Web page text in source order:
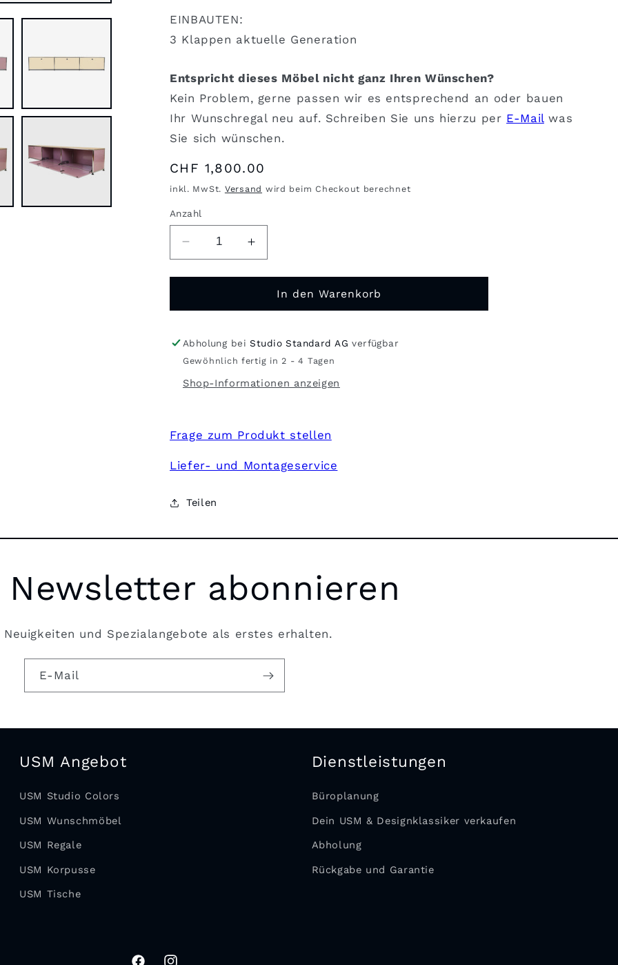
EINBAUTEN:
3 Klappen aktuelle Generation
Entspricht dieses Möbel nicht ganz Ihren Wünschen?
Kein Problem, gerne passen wir es entsprechend an oder bauen
Ihr Wunschregal neu auf. Schreiben Sie uns hierzu per E-Mail was
Sie sich wünschen.
Normaler
Preis
CHF 1,800.00
inkl. MwSt. Versand wird beim Checkout berechnet
Anzahl
Verringere
die
Menge
USM
upcycled
#1007
Erhöhe
die
Menge
USM
upcycled
#1007
In den Warenkorb
Abholung beiStudio Standard AG verfügbar
Gewöhnlich fertig in 2 - 4 Tagen
Shop-Informationen anzeigen
Frage zum Produkt stellen
Liefer- und Montageservice
Teilen
abonnieren
Neuigkeiten und Spezialangebote als erstes erhalten.
E-Mail
USM Angebot
USM Studio Colors
USM Wunschmöbel
USM Regale
USM Korpusse
USM Tische
Dienstleistungen
Büroplanung
Dein USM & Designklassiker verkaufen
Abholung
Rückgabe und Garantie